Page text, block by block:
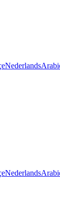
Nederlands
Nederlands